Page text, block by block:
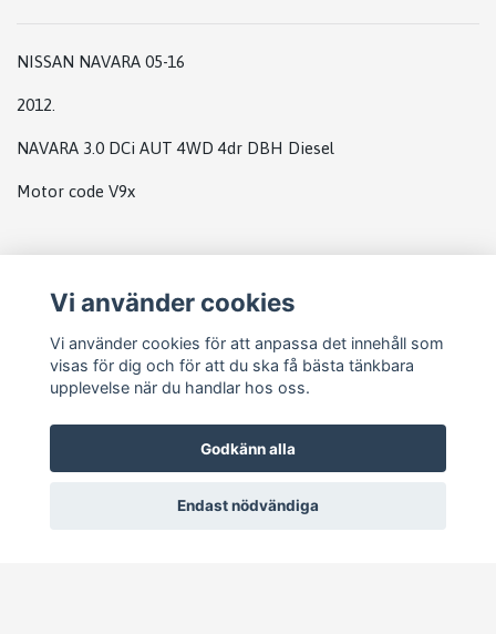
NISSAN NAVARA 05-16
2012.
NAVARA 3.0 DCi AUT 4WD 4dr DBH Diesel
Motor code V9x
Vi använder cookies
Vi använder cookies för att anpassa det innehåll som
visas för dig och för att du ska få bästa tänkbara
upplevelse när du handlar hos oss.
Godkänn alla
Endast nödvändiga